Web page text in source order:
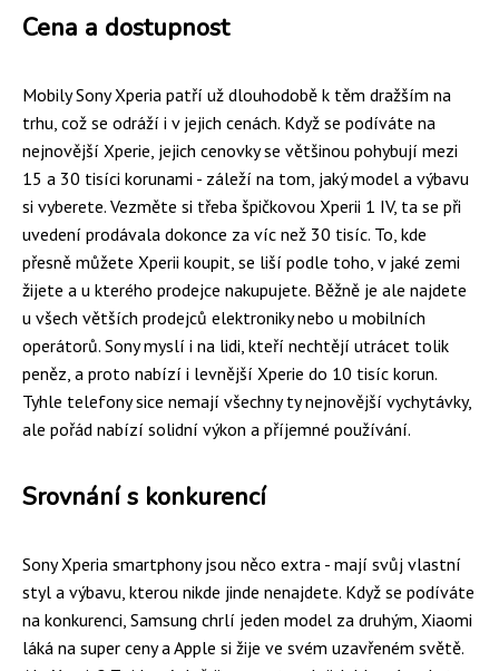
Cena a dostupnost
Mobily Sony Xperia patří už dlouhodobě k těm dražším na
trhu, což se odráží i v jejich cenách. Když se podíváte na
nejnovější Xperie, jejich cenovky se většinou pohybují mezi
15 a 30 tisíci korunami - záleží na tom, jaký model a výbavu
si vyberete. Vezměte si třeba špičkovou Xperii 1 IV, ta se při
uvedení prodávala dokonce za víc než 30 tisíc. To, kde
přesně můžete Xperii koupit, se liší podle toho, v jaké zemi
žijete a u kterého prodejce nakupujete. Běžně je ale najdete
u všech větších prodejců elektroniky nebo u mobilních
operátorů. Sony myslí i na lidi, kteří nechtějí utrácet tolik
peněz, a proto nabízí i levnější Xperie do 10 tisíc korun.
Tyhle telefony sice nemají všechny ty nejnovější vychytávky,
ale pořád nabízí solidní výkon a příjemné používání.
Srovnání s konkurencí
Sony Xperia smartphony jsou něco extra - mají svůj vlastní
styl a výbavu, kterou nikde jinde nenajdete. Když se podíváte
na konkurenci, Samsung chrlí jeden model za druhým, Xiaomi
láká na super ceny a Apple si žije ve svém uzavřeném světě.